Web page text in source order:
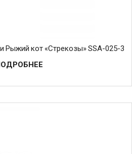
Рыжий кот «Стрекозы» SSA-025-3